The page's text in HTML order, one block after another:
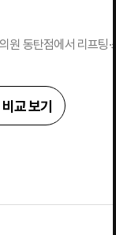
동탄점에서 리프팅
교 보기